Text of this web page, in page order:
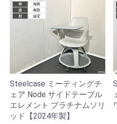
Steelcase ミーティングチ
ェア Node サイドテーブル
エレメント プラチナムソリ
ッド【2024年製】